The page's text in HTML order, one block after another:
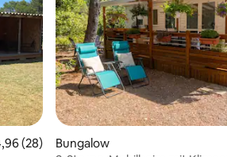
Bewertung: 4,96 von 5,
(28)
Bungalow